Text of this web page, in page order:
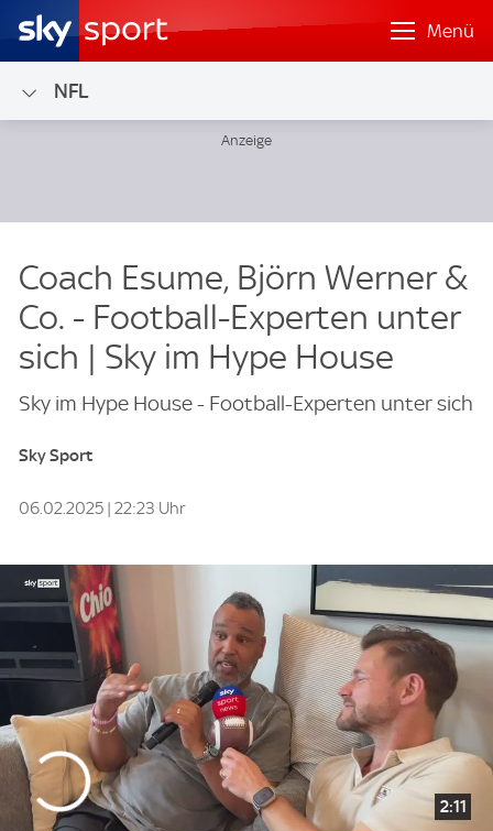
Menü
NFL
Coach Esume, Björn Werner &
Co. - Football-Experten unter
sich | Sky im Hype House
Sky im Hype House - Football-Experten unter sich
Sky Sport
06.02.2025 | 22:23 Uhr
2:11